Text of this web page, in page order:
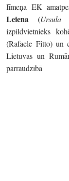
līmeņa EK
Leiena(
izpildvietnieks
(Rafaele Fitto) un
Lietuvas un
pārraudzībā